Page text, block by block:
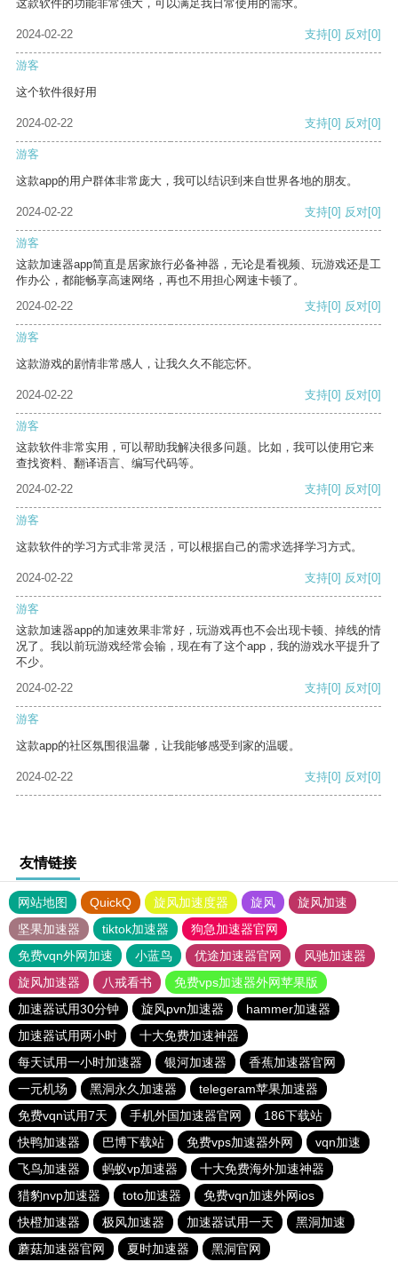
这款软件的功能非常强大，可以满足我日常使用的需求。
2024-02-22 支持[0] 反对[0]
游客
这个软件很好用
2024-02-22 支持[0] 反对[0]
游客
这款app的用户群体非常庞大，我可以结识到来自世界各地的朋友。
2024-02-22 支持[0] 反对[0]
游客
这款加速器app简直是居家旅行必备神器，无论是看视频、玩游戏还是工
作办公，都能畅享高速网络，再也不用担心网速卡顿了。
2024-02-22
支持[0] 反对[0]
游客
这款游戏的剧情非常感人，让我久久不能忘怀。
2024-02-22 支持[0] 反对[0]
游客
这款软件非常实用，可以帮助我解决很多问题。比如，我可以使用它来
查找资料、翻译语言、编写代码等。
2024-02-22
支持[0] 反对[0]
游客
这款软件的学习方式非常灵活，可以根据自己的需求选择学习方式。
2024-02-22 支持[0] 反对[0]
游客
这款加速器app的加速效果非常好，玩游戏再也不会出现卡顿、掉线的情
况了。我以前玩游戏经常会输，现在有了这个app，我的游戏水平提升了
不少。
2024-02-22
支持[0] 反对[0]
游客
这款app的社区氛围很温馨，让我能够感受到家的温暖。
2024-02-22 支持[0] 反对[0]
友情链接
网站地图 QuickQ 旋风加速度器 旋风
旋风加速
坚果加速器
tiktok加速器
狗急加速器官网
免费vqn外网加速
小蓝鸟 优途加速器官网
风驰加速器
旋风加速器
八戒看书
免费vps加速器外网苹果版
加速器试用30分钟
旋风pvn加速器
hammer加速器
加速器试用两小时
十大免费加速神器
每天试用一小时加速器
银河加速器
香蕉加速器官网
一元机场
黑洞永久加速器
telegeram苹果加速器
免费vqn试用7天
手机外国加速器官网
186下载站
快鸭加速器
巴博下载站 免费vps加速器外网
vqn加速
飞鸟加速器
蚂蚁vp加速器
十大免费海外加速神器
猎豹nvp加速器
toto加速器
免费vqn加速外网ios
快橙加速器
极风加速器 加速器试用一天
黑洞加速
蘑菇加速器官网
夏时加速器 黑洞官网